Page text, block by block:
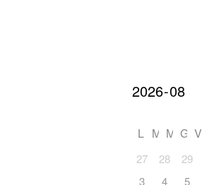
L M M G V
27 28
29
3
4 5